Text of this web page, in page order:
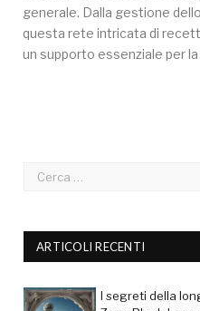
generale. Dalla gestione
questa rete intricata di
un supporto essenziale per
ARTICOLI RECENTI
I segreti della